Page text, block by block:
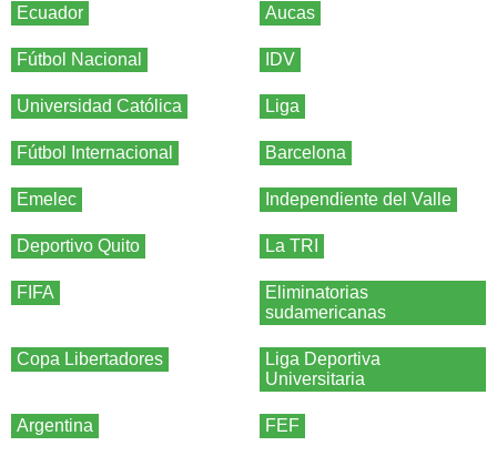
Ecuador Aucas
Fútbol Nacional IDV
Universidad Católica Liga
Fútbol Internacional Barcelona
Emelec Independiente del Valle
Deportivo Quito La TRI
FIFA
Eliminatorias
sudamericanas
Copa Libertadores
Liga Deportiva
Universitaria
Argentina FEF